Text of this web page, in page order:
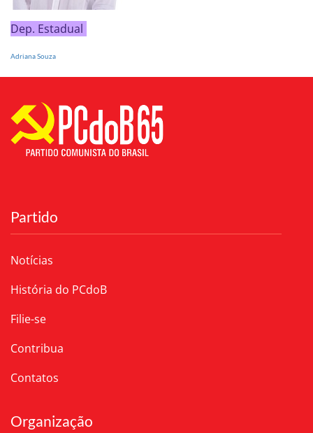
Dep. Estadual
Adriana Souza
Partido
Notícias
História do PCdoB
Filie-se
Contribua
Contatos
Organização